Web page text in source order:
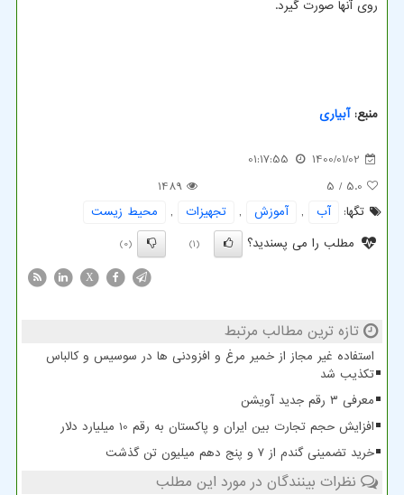
روی آنها صورت گیرد.
منبع:آبیاری
1400/01/02
01:17:55
5.0
/ 5
1489
تگها:
آب , آموزش , تجهیزات ,
محیط زیست
مطلب را می پسندید؟
(1)
(0)
X
تازه ترین مطالب مرتبط
استفاده غیر مجاز از خمیر مرغ و افزودنی ها در سوسیس و کالباس
تکذیب شد
معرفی ۳ رقم جدید آویشن
افزایش حجم تجارت بین ایران و پاکستان به رقم 10 میلیارد دلار
خرید تضمینی گندم از ۷ و پنج دهم میلیون تن گذشت
نظرات بینندگان در مورد این مطلب